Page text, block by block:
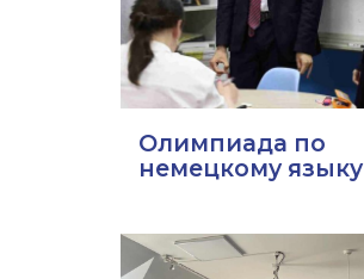
Олимпиада по
немецкому языку